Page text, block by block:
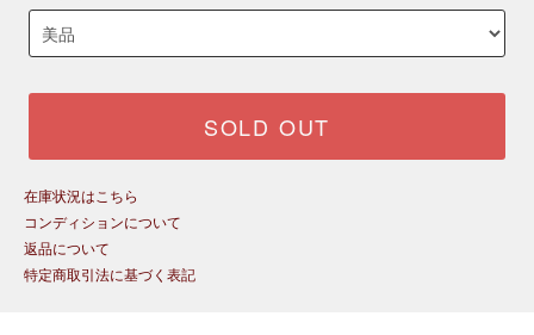
SOLD OUT
在庫状況はこちら
コンディションについて
返品について
特定商取引法に基づく表記